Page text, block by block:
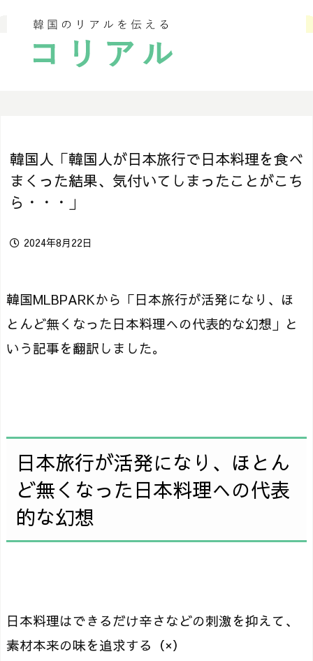
韓国人「韓国人が日本旅行で日本料理を食べ
まくった結果、気付いてしまったことがこち
ら・・・」
2024年8月22日
韓国MLBPARKから「日本旅行が活発になり、ほ
とんど無くなった日本料理への代表的な幻想」と
いう記事を翻訳しました。
日本旅行が活発になり、ほとん
ど無くなった日本料理への代表
的な幻想
日本料理はできるだけ辛さなどの刺激を抑えて、
素材本来の味を追求する（×）